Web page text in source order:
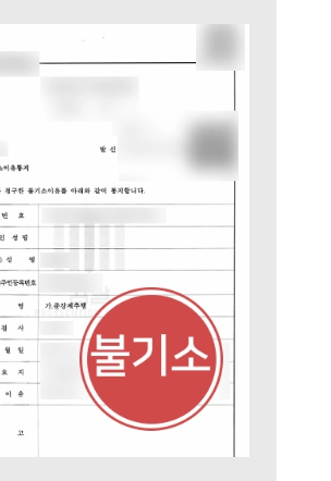
고객후기
업무분야
분야별
구성원 소개
법률상담전문변호사
소식/자료
언론보도